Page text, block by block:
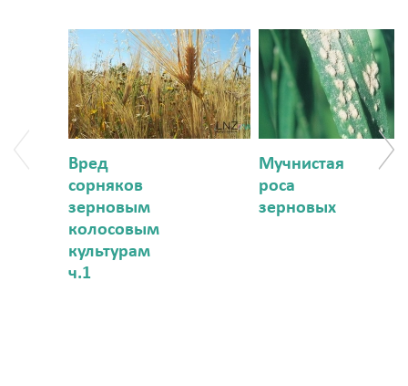
Вред
сорняков
зерновым
колосовым
культурам
ч.1
Мучнистая
роса
зерновых